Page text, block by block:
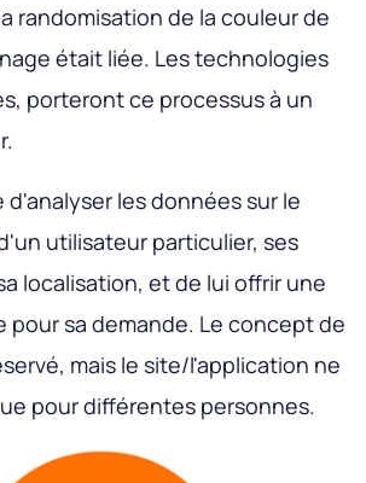
randomisation de la couleur de
était liée. Les technologies
porteront ce processus à un
d'analyser les données sur le
utilisateur particulier, ses
localisation, et de lui offrir une
pour sa demande. Le concept de
mais le site/l'application ne
pour différentes personnes.